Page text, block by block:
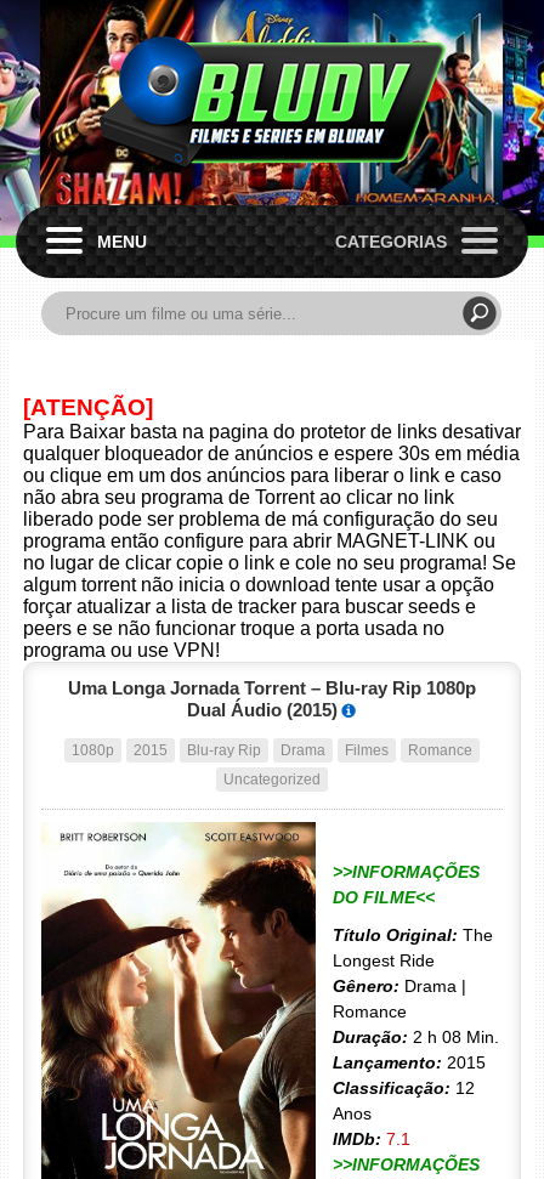
MENU CATEGORIAS
[ATENÇÃO]
Para Baixar basta na pagina do protetor de links desativar
qualquer bloqueador de anúncios e espere 30s em média
ou clique em um dos anúncios para liberar o link e caso
não abra seu programa de Torrent ao clicar no link
liberado pode ser problema de má configuração do seu
programa então configure para abrir MAGNET-LINK ou
no lugar de clicar copie o link e cole no seu programa! Se
algum torrent não inicia o download tente usar a opção
forçar atualizar a lista de tracker para buscar seeds e
peers e se não funcionar troque a porta usada no
programa ou use VPN!
Uma Longa Jornada Torrent – Blu-ray Rip 1080p
Dual Áudio (2015)
1080p 2015 Blu-ray Rip Drama Filmes
Romance
Uncategorized
>>INFORMAÇÕES
DO FILME<<
Título Original: The
Longest Ride
Gênero: Drama |
Romance
Duração: 2 h 08 Min.
Lançamento: 2015
Classificação: 12
Anos
IMDb: 7.1
>>INFORMAÇÕES